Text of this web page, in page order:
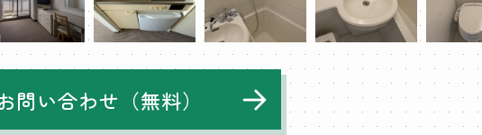
問い合わせ（無料）